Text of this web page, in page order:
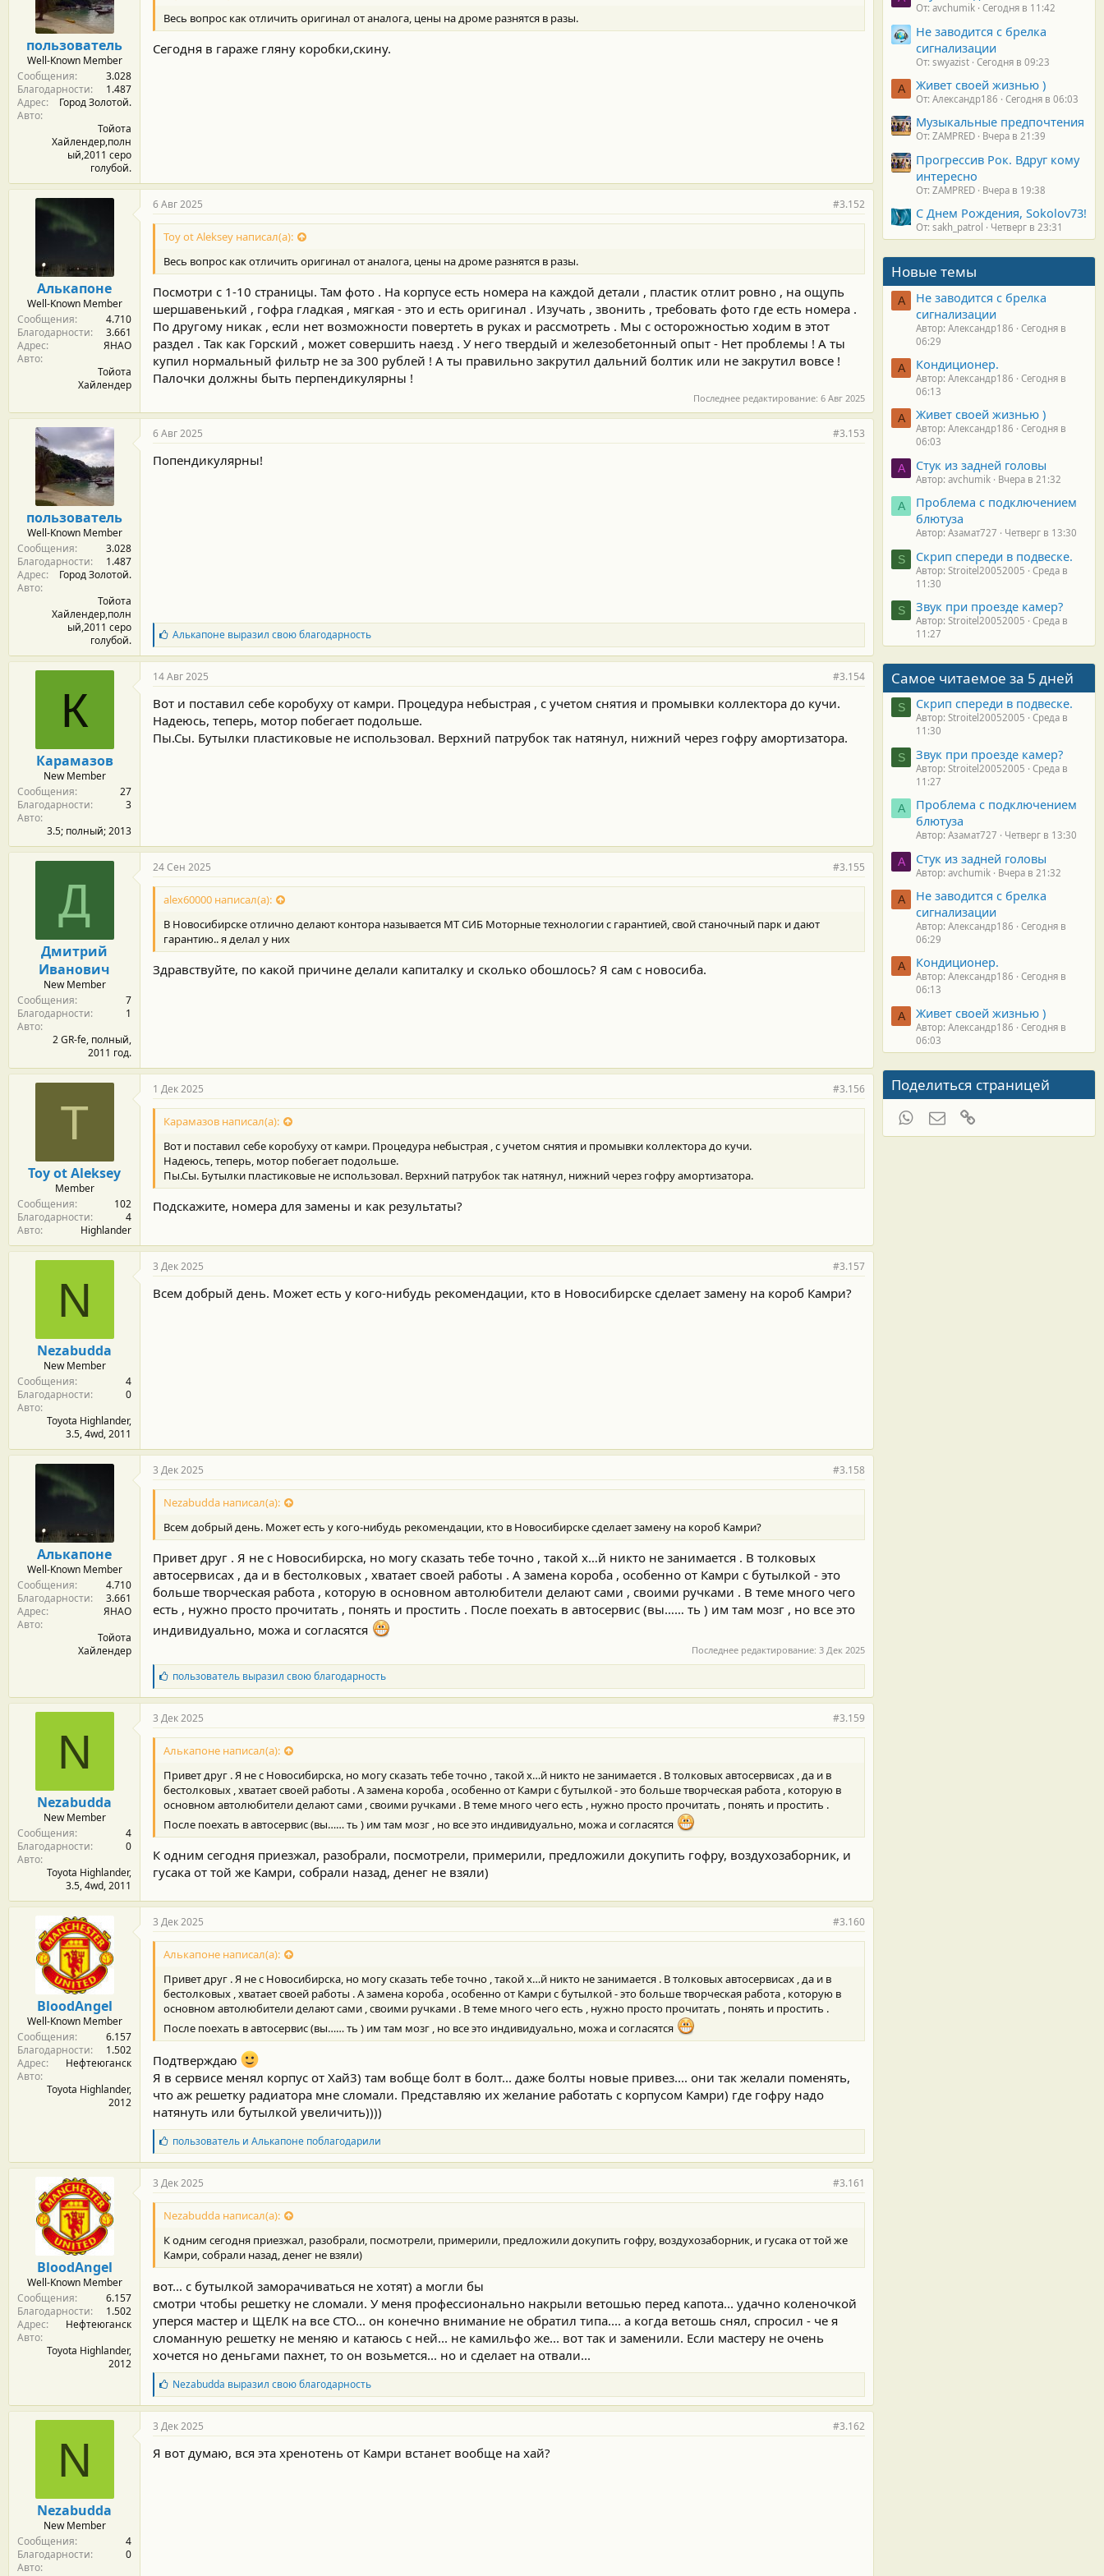
л
а
пользователь
Well-Known Member
Сообщения
3.028
Благодарности
1.487
Адрес
Город Золотой.
Авто
Тойота
Хайлендер,полн
ый,2011 серо
голубой.
Весь вопрос как отличить оригинал от аналога, цены на дроме разнятся в разы.
Сегодня в гараже гляну коробки,скину.
Алькапоне
Well-Known Member
Сообщения
4.710
Благодарности
3.661
Адрес
ЯНАО
Авто
Тойота
Хайлендер
6 Авг 2025 #3.152
Toy ot Aleksey написал(а):
Весь вопрос как отличить оригинал от аналога, цены на дроме разнятся в разы.
Посмотри с 1-10 страницы. Там фото . На корпусе есть номера на каждой детали , пластик отлит ровно , на ощупь
шершавенький , гофра гладкая , мягкая - это и есть оригинал . Изучать , звонить , требовать фото где есть номера .
По другому никак , если нет возможности повертеть в руках и рассмотреть . Мы с осторожностью ходим в этот
раздел . Так как Горский , может совершить наезд . У него твердый и железобетонный опыт - Нет проблемы ! А ты
купил нормальный фильтр не за 300 рублей ! А ты правильно закрутил дальний болтик или не закрутил вовсе !
Палочки должны быть перпендикулярны !
Последнее редактирование: 6 Авг 2025
пользователь
Well-Known Member
Сообщения
3.028
Благодарности
1.487
Адрес
Город Золотой.
Авто
Тойота
Хайлендер,полн
ый,2011 серо
голубой.
6 Авг 2025 #3.153
Попендикулярны!
Б
л
а
г
о
д
а
р
н
Алькапоневыразил свою благодарность
К
Карамазов
New Member
Сообщения
27
Благодарности
3
Авто
3.5; полный; 2013
14 Авг 2025 #3.154
Вот и поставил себе коробуху от камри. Процедура небыстрая , с учетом снятия и промывки коллектора до кучи.
Надеюсь, теперь, мотор побегает подольше.
Пы.Сы. Бутылки пластиковые не использовал. Верхний патрубок так натянул, нижний через гофру амортизатора.
Д
Дмитрий
Иванович
New Member
Сообщения
7
Благодарности
1
Авто
2 GR-fe, полный,
2011 год.
24 Сен 2025 #3.155
alex60000 написал(а):
В Новосибирске отлично делают контора называется МТ СИБ Моторные технологии с гарантией, свой станочный парк и дают
гарантию.. я делал у них
Здравствуйте, по какой причине делали капиталку и сколько обошлось? Я сам с новосиба.
T
Toy ot Aleksey
Member
Сообщения
102
Благодарности
4
Авто
Highlander
1 Дек 2025 #3.156
Карамазов написал(а):
Вот и поставил себе коробуху от камри. Процедура небыстрая , с учетом снятия и промывки коллектора до кучи.
Надеюсь, теперь, мотор побегает подольше.
Пы.Сы. Бутылки пластиковые не использовал. Верхний патрубок так натянул, нижний через гофру амортизатора.
Подскажите, номера для замены и как результаты?
N
Nezabudda
New Member
Сообщения
4
Благодарности
0
Авто
Toyota Highlander,
3.5, 4wd, 2011
3 Дек 2025 #3.157
Всем добрый день. Может есть у кого-нибудь рекомендации, кто в Новосибирске сделает замену на короб Камри?
Алькапоне
Well-Known Member
Сообщения
4.710
Благодарности
3.661
Адрес
ЯНАО
Авто
Тойота
Хайлендер
3 Дек 2025 #3.158
Nezabudda написал(а):
Всем добрый день. Может есть у кого-нибудь рекомендации, кто в Новосибирске сделает замену на короб Камри?
Привет друг . Я не с Новосибирска, но могу сказать тебе точно , такой х…й никто не занимается . В толковых
автосервисах , да и в бестолковых , хватает своей работы . А замена короба , особенно от Камри с бутылкой - это
больше творческая работа , которую в основном автолюбители делают сами , своими ручками . В теме много чего
есть , нужно просто прочитать , понять и простить . После поехать в автосервис (вы…… ть ) им там мозг , но все это
индивидуально, можа и согласятся
Последнее редактирование: 3 Дек 2025
Б
л
а
г
о
д
а
н
о
с
т
и
пользовательвыразил свою благодарность
N
Nezabudda
New Member
Сообщения
4
Благодарности
0
Авто
Toyota Highlander,
3.5, 4wd, 2011
3 Дек 2025 #3.159
Алькапоне написал(а):
Привет друг . Я не с Новосибирска, но могу сказать тебе точно , такой х…й никто не занимается . В толковых автосервисах , да и в
бестолковых , хватает своей работы . А замена короба , особенно от Камри с бутылкой - это больше творческая работа , которую в
основном автолюбители делают сами , своими ручками . В теме много чего есть , нужно просто прочитать , понять и простить .
После поехать в автосервис (вы…… ть ) им там мозг , но все это индивидуально, можа и согласятся
К одним сегодня приезжал, разобрали, посмотрели, примерили, предложили докупить гофру, воздухозаборник, и
гусака от той же Камри, собрали назад, денег не взяли)
BloodAngel
Well-Known Member
Сообщения
6.157
Благодарности
1.502
Адрес
Нефтеюганск
Авто
Toyota Highlander,
2012
3 Дек 2025 #3.160
Алькапоне написал(а):
Привет друг . Я не с Новосибирска, но могу сказать тебе точно , такой х…й никто не занимается . В толковых автосервисах , да и в
бестолковых , хватает своей работы . А замена короба , особенно от Камри с бутылкой - это больше творческая работа , которую в
основном автолюбители делают сами , своими ручками . В теме много чего есть , нужно просто прочитать , понять и простить .
После поехать в автосервис (вы…… ть ) им там мозг , но все это индивидуально, можа и согласятся
Подтверждаю
Я в сервисе менял корпус от Хай3) там вобще болт в болт... даже болты новые привез.... они так желали поменять,
что аж решетку радиатора мне сломали. Представляю их желание работать с корпусом Камри) где гофру надо
натянуть или бутылкой увеличить))))
Б
л
а
г
о
д
а
н
о
с
т
:
пользовательи Алькапонепоблагодарили
BloodAngel
Well-Known Member
Сообщения
6.157
Благодарности
1.502
Адрес
Нефтеюганск
Авто
Toyota Highlander,
2012
3 Дек 2025 #3.161
Nezabudda написал(а):
К одним сегодня приезжал, разобрали, посмотрели, примерили, предложили докупить гофру, воздухозаборник, и гусака от той же
Камри, собрали назад, денег не взяли)
вот... с бутылкой заморачиваться не хотят) а могли бы
смотри чтобы решетку не сломали. У меня профессионально накрыли ветошью перед капота... удачно коленочкой
уперся мастер и ЩЕЛК на все СТО... он конечно внимание не обратил типа.... а когда ветошь снял, спросил - че я
сломанную решетку не меняю и катаюсь с ней... не камильфо же... вот так и заменили. Если мастеру не очень
хочется но деньгами пахнет, то он возьмется... но и сделает на отвали...
Б
л
а
г
о
д
а
Nezabudda выразил свою благодарность
N
Nezabudda
New Member
Сообщения
4
Благодарности
0
Авто
3 Дек 2025 #3.162
Я вот думаю, вся эта хренотень от Камри встанет вообще на хай?
От: avchumik Сегодня в 11:42
Не заводится с брелка
сигнализации
От: swyazist Сегодня в 09:23
А Живет своей жизнью )
От: Александр186 Сегодня в 06:03
Музыкальные предпочтения
От: ZAMPRED Вчера в 21:39
Прогрессив Рок. Вдруг кому
интересно
От: ZAMPRED Вчера в 19:38
С Днем Рождения, Sokolov73!
От: sakh_patrol Четверг в 23:31
Новые темы
А
Не заводится с брелка
сигнализации
Автор: Александр186
Сегодня в
06:29
А Кондиционер.
Автор: Александр186
Сегодня в
06:13
А Живет своей жизнью )
Автор: Александр186
Сегодня в
06:03
A Стук из задней головы
Автор: avchumik Вчера в 21:32
А
Проблема с подключением
блютуза
Автор: Азамат727 Четверг в 13:30
S Скрип спереди в подвеске.
Автор: Stroitel20052005
Среда в
11:30
S Звук при проезде камер?
Автор: Stroitel20052005
Среда в
11:27
Самое читаемое за 5 дней
S Скрип спереди в подвеске.
Автор: Stroitel20052005
Среда в
11:30
S Звук при проезде камер?
Автор: Stroitel20052005
Среда в
11:27
А
Проблема с подключением
блютуза
Автор: Азамат727 Четверг в 13:30
A Стук из задней головы
Автор: avchumik Вчера в 21:32
А
Не заводится с брелка
сигнализации
Автор: Александр186
Сегодня в
06:29
А Кондиционер.
Автор: Александр186
Сегодня в
06:13
А Живет своей жизнью )
Автор: Александр186
Сегодня в
06:03
Поделиться страницей
WhatsAppЭлектронная почта